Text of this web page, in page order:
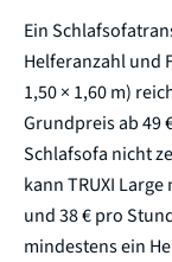
Ein
Helferanzahl und
1,50 × 1,60 m)
Grundpreis ab 49
Schlafsofa nicht
kann TRUXI
und 38 € pro
mindestens ein